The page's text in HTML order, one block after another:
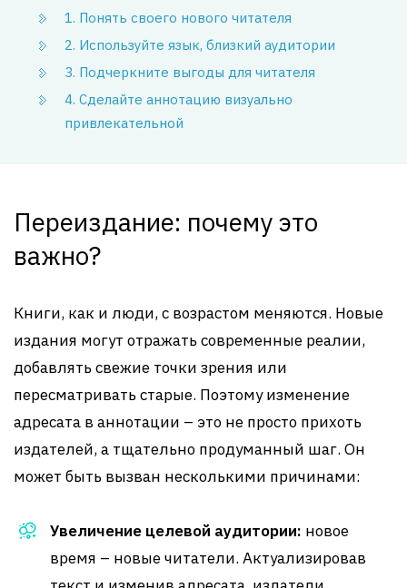
1. Понять своего нового читателя
2. Используйте язык, близкий аудитории
3. Подчеркните выгоды для читателя
4. Сделайте аннотацию визуально
привлекательной
Переиздание: почему это
важно?
Книги, как и люди, с возрастом меняются. Новые
издания могут отражать современные реалии,
добавлять свежие точки зрения или
пересматривать старые. Поэтому изменение
адресата в аннотации – это не просто прихоть
издателей, а тщательно продуманный шаг. Он
может быть вызван несколькими причинами:
Увеличение целевой аудитории: новое
время – новые читатели. Актуализировав